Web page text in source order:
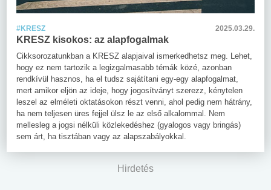
#KRESZ 2025.03.29.
KRESZ kisokos: az alapfogalmak
Cikksorozatunkban a KRESZ alapjaival ismerkedhetsz meg. Lehet,
hogy ez nem tartozik a legizgalmasabb témák közé, azonban
rendkívül hasznos, ha el tudsz sajátítani egy-egy alapfogalmat,
mert amikor eljön az ideje, hogy jogosítványt szerezz, kénytelen
leszel az elméleti oktatásokon részt venni, ahol pedig nem hátrány,
ha nem teljesen üres fejjel ülsz le az első alkalommal. Nem
mellesleg a jogsi nélküli közlekedéshez (gyalogos vagy bringás)
sem árt, ha tisztában vagy az alapszabályokkal.
Hirdetés